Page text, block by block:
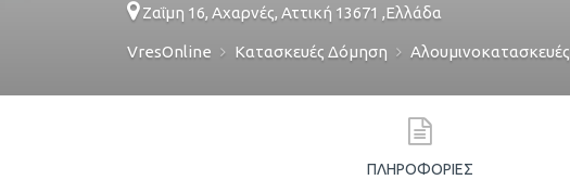
Ζαΐμη 16, Αχαρνές, Αττική 13671 ,Ελλάδα
VresOnline Κατασκευές Δόμηση Αλουμινοκατασκευές
ΠΛΗΡΟΦΟΡΊΕΣ